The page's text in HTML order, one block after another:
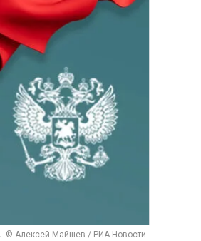
© Алексей Майшев / РИА Новости